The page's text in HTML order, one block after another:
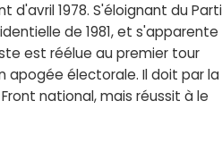
1978. S'éloignant du Parti
de 1981, et s'apparente
est réélue au premier tour
apogée électorale. Il doit par la
national, mais réussit à le